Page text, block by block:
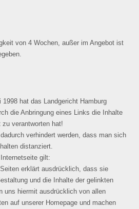
von 4 Wochen, außer im Angebot ist
hat das Landgericht Hamburg
die Anbringung eines Links die Inhalte
verantworten hat!
verhindert werden, dass man sich
distanziert.
gilt:
erklärt ausdrücklich, dass sie
und die Inhalte der gelinkten
uns hiermit ausdrücklich von allen
auf unserer Homepage und machen